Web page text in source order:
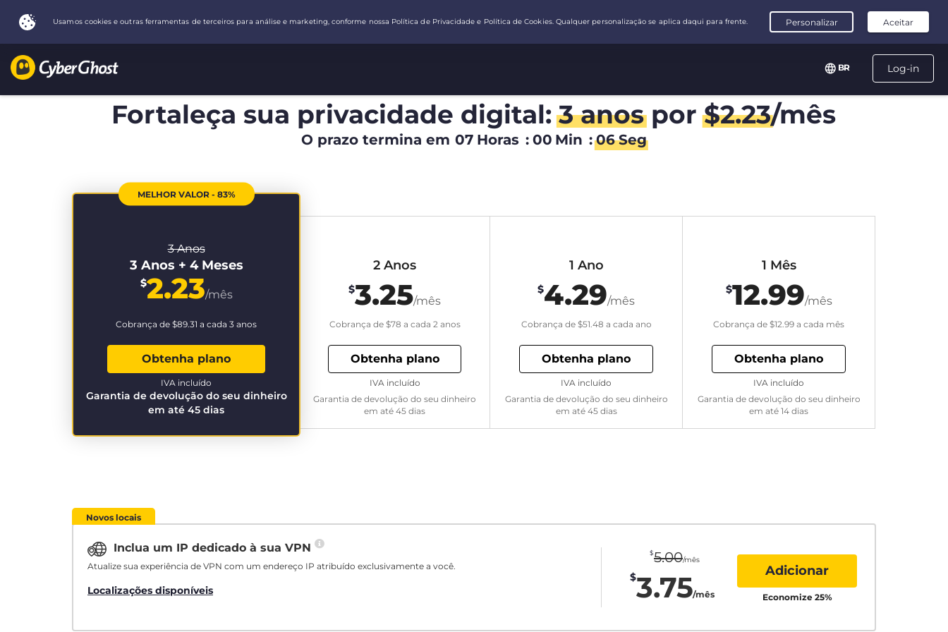
Log-in
BR
Fortaleça sua privacidade digital:3 anospor$2.23/mês
O prazo termina em 07 Horas : 00 Min : 05 Seg
MELHOR VALOR - 83%
3 Anos
3 Anos + 4 Meses
$2.23/mês
Cobrança de $89.31 a cada 3 anos
Obtenha plano
Garantia de devolução do seu dinheiro
em até 45 dias
IVA incluído
2 Anos
$3.25/mês
Cobrança de $78 a cada 2 anos
Obtenha plano
Garantia de devolução do seu dinheiro
em até 45 dias
IVA incluído
1 Ano
$4.29/mês
Cobrança de $51.48 a cada ano
Obtenha plano
Garantia de devolução do seu dinheiro
em até 45 dias
IVA incluído
1 Mês
$12.99/mês
Cobrança de $12.99 a cada mês
Obtenha plano
Garantia de devolução do seu dinheiro
em até 14 dias
IVA incluído
Novos locais
Inclua um IP dedicado à sua VPN
Atualize sua experiência de VPN com um endereço IP atribuído exclusivamente a você.
Localizações disponíveis
$5.00/mês
$3.75/mês
Adicionar
Economize 25%